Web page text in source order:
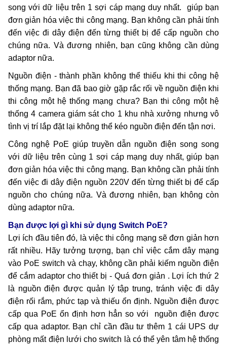
song với dữ liệu trên 1 sợi cáp mạng duy nhất. giúp bạn
đơn giản hóa việc thi công mạng. Bạn không cần phải tính
đến việc đi dây điện đến từng thiết bị để cấp nguồn cho
chúng nữa. Và đương nhiên, bạn cũng không cần dùng
adaptor nữa.
Nguồn điện - thành phần không thể thiếu khi thi công hệ
thống mạng. Bạn đã bao giờ gặp rắc rối về nguồn điện khi
thi công một hệ thống mạng chưa? Bạn thi công một hệ
thống 4 camera giám sát cho 1 khu nhà xưởng nhưng vô
tình vị trí lắp đặt lại không thể kéo nguồn điện đến tận nơi.
Công nghệ PoE giúp truyền dẫn nguồn điện song song
với dữ liệu trên cùng 1 sợi cáp mạng duy nhất, giúp bạn
đơn giản hóa việc thi công mạng. Bạn không cần phải tính
đến việc đi dây điện nguồn 220V đến từng thiết bị để cấp
nguồn cho chúng nữa. Và đương nhiên, bạn không còn
dùng adaptor nữa.
Bạn được lợi gì khi sử dụng Switch PoE?
Lợi ích đầu tiên đó, là việc thi công mạng sẽ đơn giản hơn
rất nhiều. Hãy tưởng tượng, bạn chỉ việc cắm dây mạng
vào PoE switch và chạy, không cần phải kiếm nguồn điện
để cắm adaptor cho thiết bị - Quá đơn giản . Lợi ích thứ 2
là nguồn điện được quản lý tập trung, tránh việc đi dây
điện rối rắm, phức tạp và thiếu ổn định. Nguồn điện được
cấp qua PoE ổn định hơn hẳn so với nguồn điện được
cấp qua adaptor. Bạn chỉ cần đầu tư thêm 1 cái UPS dự
phòng mất điện lưới cho switch là có thể yên tâm hệ thống